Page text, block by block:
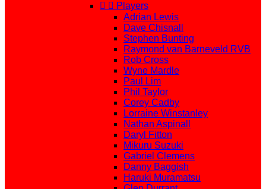
  Players
Adrian Lewis
Dave Chisnall
Stephen Bunting
Raymond van Barneveld RVB
Rob Cross
Wyne Mardle
Paul Lim
Phil Taylor
Corey Cadby
Lorraine Winstanley
Nathan Aspinall
Daryl Fitton
Mikuru Suzuki
Gabriel Clemens
Danny Baggish
Haruki Muramatsu